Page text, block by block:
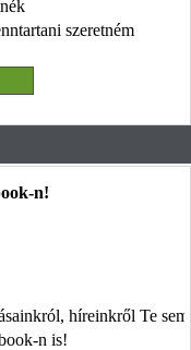
szeretném
n!
híreinkről Te
n is!